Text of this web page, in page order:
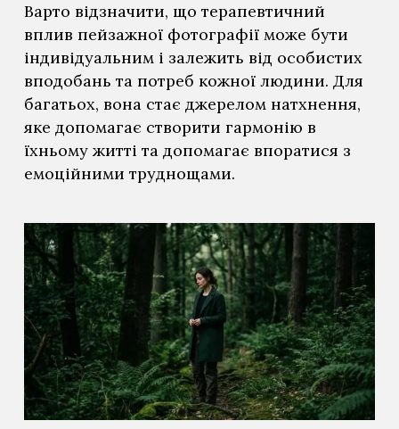
Варто відзначити, що терапевтичний
вплив пейзажної фотографії може бути
індивідуальним і залежить від особистих
вподобань та потреб кожної людини. Для
багатьох, вона стає джерелом натхнення,
яке допомагає створити гармонію в
їхньому житті та допомагає впоратися з
емоційними труднощами.